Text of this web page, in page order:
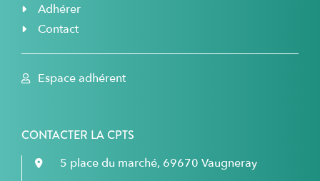
Adhérer
Contact
Espace adhérent
CONTACTER LA CPTS
5 place du marché, 69670 Vaugneray